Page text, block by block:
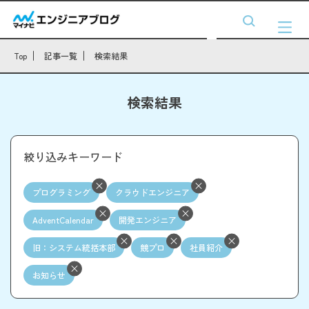
Top 記事一覧 検索結果
検索結果
絞り込みキーワード
プログラミング クラウドエンジニア
AdventCalendar 開発エンジニア
旧：システム統括本部 競プロ 社員紹介
お知らせ